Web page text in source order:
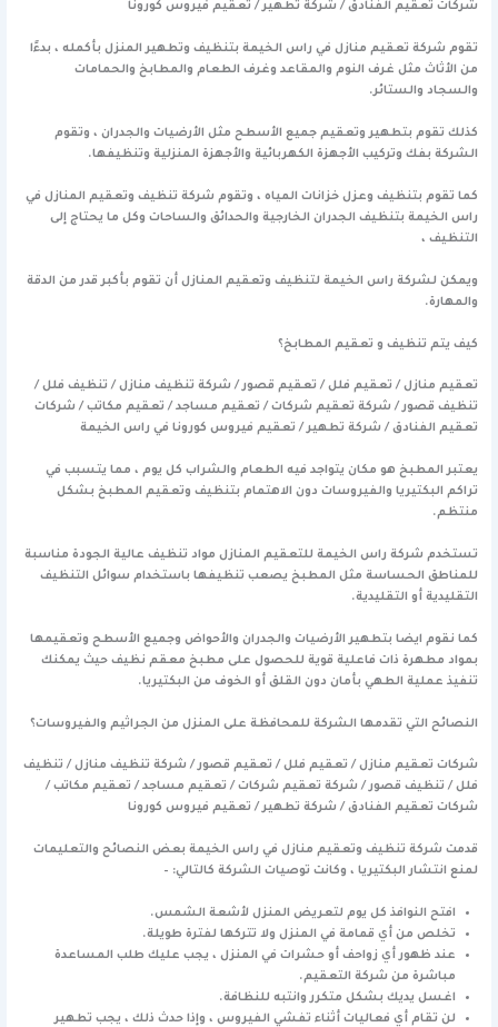
شركات تعقيم الفنادق / شركة تطهير / تعقيم فيروس كورونا
تقوم شركة تعقيم منازل في راس الخيمة بتنظيف وتطهير المنزل بأكمله ، بدءًا
من الأثاث مثل غرف النوم والمقاعد وغرف الطعام والمطابخ والحمامات
والسجاد والستائر.
كذلك تقوم بتطهير وتعقيم جميع الأسطح مثل الأرضيات والجدران ، وتقوم
الشركة بفك وتركيب الأجهزة الكهربائية والأجهزة المنزلية وتنظيفها.
كما تقوم بتنظيف وعزل خزانات المياه ، وتقوم شركة تنظيف وتعقيم المنازل في
راس الخيمة بتنظيف الجدران الخارجية والحدائق والساحات وكل ما يحتاج إلى
التنظيف ،
ويمكن لشركة راس الخيمة لتنظيف وتعقيم المنازل أن تقوم بأكبر قدر من الدقة
والمهارة.
كيف يتم تنظيف و تعقيم المطابخ؟
تعقيم منازل / تعقيم فلل / تعقيم قصور / شركة تنظيف منازل / تنظيف فلل /
تنظيف قصور / شركة تعقيم شركات / تعقيم مساجد / تعقيم مكاتب / شركات
تعقيم الفنادق / شركة تطهير / تعقيم فيروس كورونا في راس الخيمة
يعتبر المطبخ هو مكان يتواجد فيه الطعام والشراب كل يوم ، مما يتسبب في
تراكم البكتيريا والفيروسات دون الاهتمام بتنظيف وتعقيم المطبخ بشكل
منتظم.
تستخدم شركة راس الخيمة للتعقيم المنازل مواد تنظيف عالية الجودة مناسبة
للمناطق الحساسة مثل المطبخ يصعب تنظيفها باستخدام سوائل التنظيف
التقليدية أو التقليدية.
كما نقوم ايضا بتطهير الأرضيات والجدران والأحواض وجميع الأسطح وتعقيمها
بمواد مطهرة ذات فاعلية قوية للحصول على مطبخ معقم نظيف حيث يمكنك
تنفيذ عملية الطهي بأمان دون القلق أو الخوف من البكتيريا.
النصائح التي تقدمها الشركة للمحافظة على المنزل من الجراثيم والفيروسات؟
شركات تعقيم منازل / تعقيم فلل / تعقيم قصور / شركة تنظيف منازل / تنظيف
فلل / تنظيف قصور / شركة تعقيم شركات / تعقيم مساجد / تعقيم مكاتب /
شركات تعقيم الفنادق / شركة تطهير / تعقيم فيروس كورونا
قدمت شركة تنظيف وتعقيم منازل في راس الخيمة بعض النصائح والتعليمات
لمنع انتشار البكتيريا ، وكانت توصيات الشركة كالتالي: –
افتح النوافذ كل يوم لتعريض المنزل لأشعة الشمس.
تخلص من أي قمامة في المنزل ولا تتركها لفترة طويلة.
عند ظهور أي زواحف أو حشرات في المنزل ، يجب عليك طلب المساعدة
مباشرة من شركة التعقيم.
اغسل يديك بشكل متكرر وانتبه للنظافة.
لن تقام أي فعاليات أثناء تفشي الفيروس ، وإذا حدث ذلك ، يجب تطهير